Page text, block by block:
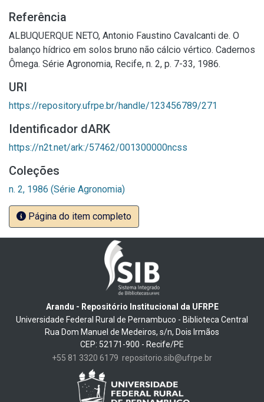
Referência
ALBUQUERQUE NETO, Antonio Faustino Cavalcanti de. O
balanço hídrico em solos bruno não cálcio vértico. Cadernos
Ômega. Série Agronomia, Recife, n. 2, p. 7-33, 1986.
URI
https://repository.ufrpe.br/handle/123456789/271
Identificador dARK
https://n2t.net/ark:/57462/001300000ncss
Coleções
n. 2, 1986 (Série Agronomia)
Página do item completo
Arandu - Repositório Institucional da UFRPE
Universidade Federal Rural de Pernambuco - Biblioteca Central
Rua Dom Manuel de Medeiros, s/n, Dois Irmãos
CEP: 52171-900 - Recife/PE
+55 81 3320 6179 repositorio.sib@ufrpe.br